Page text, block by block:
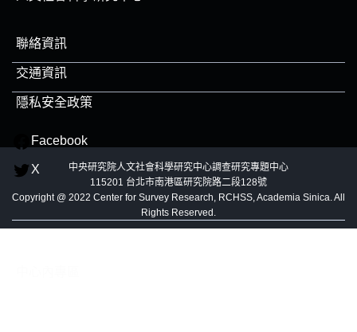
聯絡資訊
交通資訊
隱私安全政策
Facebook
X
中央研究院人文社會科學研究中心調查研究專題中心
115201 台北市南港區研究院路二段128號
Copyright @ 2022 Center for Survey Research, RCHSS, Academia Sinica. All
Rights Reserved.